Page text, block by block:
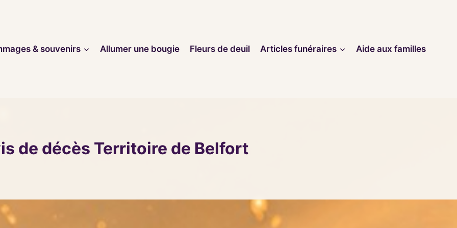
& souvenirs
Allumer une bougie Fleurs de deuil Articles funéraires Aide aux familles
de décès Territoire de Belfort